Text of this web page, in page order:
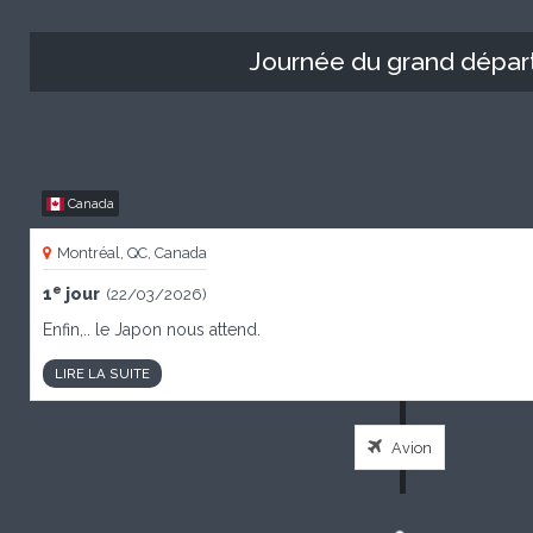
Journée du grand
Canada
Montréal, QC, Canada
1e jour (22/03/2026)
Enfin,.. le Japon nous attend.
LIRE LA SUITE
Avion